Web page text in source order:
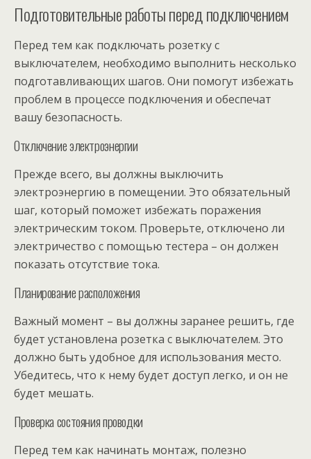
Подготовительные работы перед подключением
Перед тем как подключать розетку с
выключателем, необходимо выполнить несколько
подготавливающих шагов. Они помогут избежать
проблем в процессе подключения и обеспечат
вашу безопасность.
Отключение электроэнергии
Прежде всего, вы должны выключить
электроэнергию в помещении. Это обязательный
шаг, который поможет избежать поражения
электрическим током. Проверьте, отключено ли
электричество с помощью тестера – он должен
показать отсутствие тока.
Планирование расположения
Важный момент – вы должны заранее решить, где
будет установлена розетка с выключателем. Это
должно быть удобное для использования место.
Убедитесь, что к нему будет доступ легко, и он не
будет мешать.
Проверка состояния проводки
Перед тем как начинать монтаж, полезно